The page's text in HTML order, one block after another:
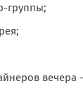
группы;
вечера